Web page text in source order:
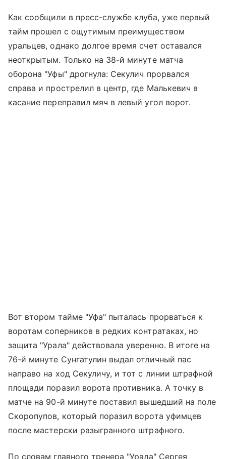
Как сообщили в пресс-службе клуба, уже первый
тайм прошел с ощутимым преимуществом
уральцев, однако долгое время счет оставался
неоткрытым. Только на 38-й минуте матча
оборона "Уфы" дрогнула: Секулич прорвался
справа и прострелил в центр, где Малькевич в
касание переправил мяч в левый угол ворот.
Вот втором тайме "Уфа" пыталась прорваться к
воротам соперников в редких контратаках, но
защита "Урала" действовала уверенно. В итоге на
76-й минуте Сунгатулин выдал отличный пас
направо на ход Секуличу, и тот с линии штрафной
площади поразил ворота противника. А точку в
матче на 90-й минуте поставил вышедший на поле
Скоропупов, который поразил ворота уфимцев
после мастерски разыгранного штрафного.
По словам главного тренера "Урала" Сергея